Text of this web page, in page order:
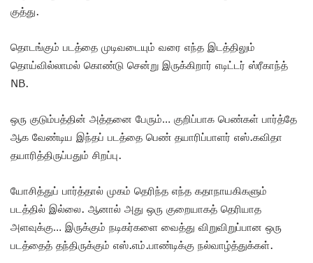
குத்து.
தொடங்கும் படத்தை முடிவடையும் வரை எந்த இடத்திலும்
தொய்வில்லாமல் கொண்டு சென்று இருக்கிறார் எடிட்டர் ஸ்ரீகாந்த்
NB.
ஒரு குடும்பத்தின் அத்தனை பேரும்… குறிப்பாக பெண்கள் பார்த்தே
ஆக வேண்டிய இந்தப் படத்தை பெண் தயாரிப்பாளர் எஸ்.கவிதா
தயாரித்திருப்பதும் சிறப்பு.
யோசித்துப் பார்த்தால் முகம் தெரிந்த எந்த கதாநாயகிகளும்
படத்தில் இல்லை. ஆனால் அது ஒரு குறையாகத் தெரியாத
அளவுக்கு… இருக்கும் நடிகர்களை வைத்து விறுவிறுப்பான ஒரு
படத்தைத் தந்திருக்கும் எஸ்.எம்.பாண்டிக்கு நல்வாழ்த்துக்கள்.